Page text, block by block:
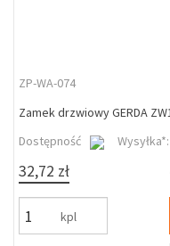
ZP-WA-074
Zamek drzwiowy GERDA
Dostępność
Wysyłka*:
32,72 zł
kpl